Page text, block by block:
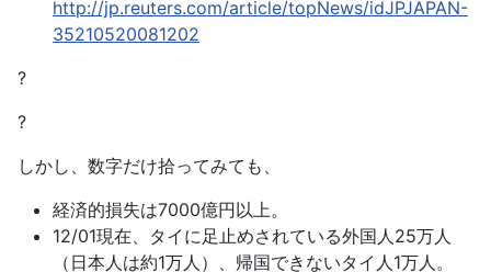
http://jp.reuters.com/article/topNews/idJPJAPAN-
35210520081202
?
?
しかし、数字だけ拾ってみても、
経済的損失は7000億円以上。
12/01現在、タイに足止めされている外国人25万人
（日本人は約1万人）、帰国できないタイ人1万人。